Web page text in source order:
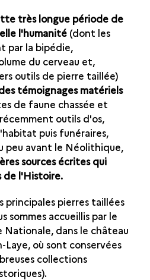
PELEGRIN
PRÉHISTOIRE
TAILLÉES PRÉHISTORIQUES ?
ILS FABRIQUÉS ?
TAILLÉES
très longue période de
l'humanité(dont les
par la bipédie,
du cerveau et,
outils de pierre taillée)
témoignages matériels
de faune chassée et
outils d'os,
puis funéraires,
peu avant le Néolithique,
sources écrites qui
de l'Histoire.
pierres taillées
sommes accueillis par le
Nationale, dans le château
Laye, où sont conservées
collections